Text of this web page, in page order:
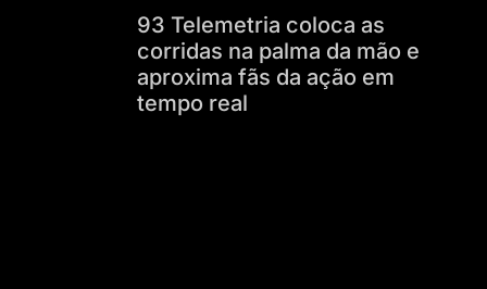
93 Telemetria coloca as
corridas na palma da mão e
aproxima fãs da ação em
tempo real